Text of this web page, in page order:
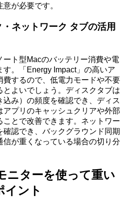
が必要です。
ネットワーク タブの活用
ト型Macのバッテリー消費や電
。「Energy Impact」の高いア
費するので、低電力モードや不要
よいでしょう。ディスクタブは
み）の頻度を確認でき、ディス
アプリのキャッシュクリアや外部
ことで改善できます。ネットワー
確認でき、バックグラウンド同期
が重くなっている場合の切り分
ニターを使って重い
イント